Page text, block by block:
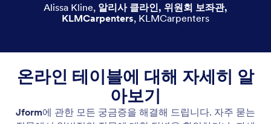
Alissa Kline, 알리사 클라인, 위원회 보좌관,
KLMCarpenters, KLMCarpenters
온라인 테이블에 대해 자세히 알
아보기
Jform에 관한 모든 궁금증을 해결해 드립니다. 자주 묻는